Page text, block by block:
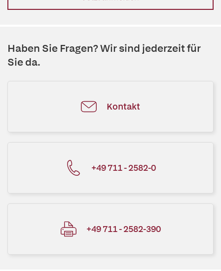
Haben Sie Fragen? Wir sind jederzeit für
Sie da.
Kontakt
+49 711 - 2582-0
+49 711 - 2582-390